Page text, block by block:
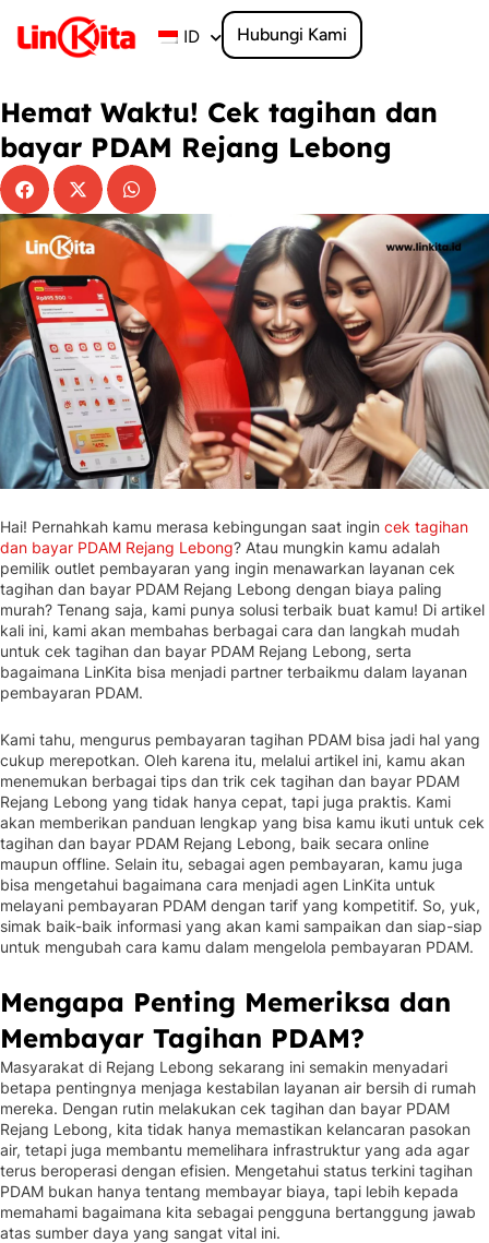
konten
ID Hubungi Kami
Hemat Waktu! Cek tagihan dan
bayar PDAM Rejang Lebong
Hai! Pernahkah kamu merasa kebingungan saat ingin cek tagihan
dan bayar PDAM Rejang Lebong? Atau mungkin kamu adalah
pemilik outlet pembayaran yang ingin menawarkan layanan cek
tagihan dan bayar PDAM Rejang Lebong dengan biaya paling
murah? Tenang saja, kami punya solusi terbaik buat kamu! Di artikel
kali ini, kami akan membahas berbagai cara dan langkah mudah
untuk cek tagihan dan bayar PDAM Rejang Lebong, serta
bagaimana LinKita bisa menjadi partner terbaikmu dalam layanan
pembayaran PDAM.
Kami tahu, mengurus pembayaran tagihan PDAM bisa jadi hal yang
cukup merepotkan. Oleh karena itu, melalui artikel ini, kamu akan
menemukan berbagai tips dan trik cek tagihan dan bayar PDAM
Rejang Lebong yang tidak hanya cepat, tapi juga praktis. Kami
akan memberikan panduan lengkap yang bisa kamu ikuti untuk cek
tagihan dan bayar PDAM Rejang Lebong, baik secara online
maupun offline. Selain itu, sebagai agen pembayaran, kamu juga
bisa mengetahui bagaimana cara menjadi agen LinKita untuk
melayani pembayaran PDAM dengan tarif yang kompetitif. So, yuk,
simak baik-baik informasi yang akan kami sampaikan dan siap-siap
untuk mengubah cara kamu dalam mengelola pembayaran PDAM.
Mengapa Penting Memeriksa dan
Membayar Tagihan PDAM?
Masyarakat di Rejang Lebong sekarang ini semakin menyadari
betapa pentingnya menjaga kestabilan layanan air bersih di rumah
mereka. Dengan rutin melakukan cek tagihan dan bayar PDAM
Rejang Lebong, kita tidak hanya memastikan kelancaran pasokan
air, tetapi juga membantu memelihara infrastruktur yang ada agar
terus beroperasi dengan efisien. Mengetahui status terkini tagihan
PDAM bukan hanya tentang membayar biaya, tapi lebih kepada
memahami bagaimana kita sebagai pengguna bertanggung jawab
atas sumber daya yang sangat vital ini.